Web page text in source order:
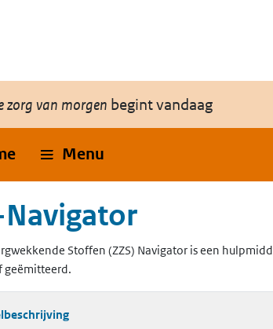
zorg van morgen begint vandaag
Menu
Navigator
Stoffen (ZZS) Navigator is een
geëmitteerd.